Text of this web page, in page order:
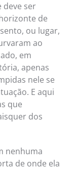
deve ser
de
ou lugar,
ao
em
apenas
nele se
E aqui
que
dos
nenhuma
de onde ela